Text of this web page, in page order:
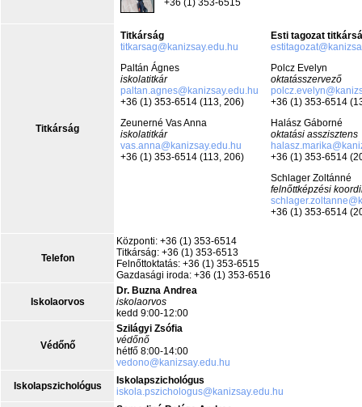
+36 (1) 353-6515
Titkárság
Titkárság
titkarsag@kanizsay.edu.hu
Paltán Ágnes
iskolatitkár
paltan.agnes@kanizsay.edu.hu
+36 (1) 353-6514 (113, 206)
Zeunerné Vas Anna
iskolatitkár
vas.anna@kanizsay.edu.hu
+36 (1) 353-6514 (113, 206)
Esti tagozat
Polcz Evelyn
oktatásszervező
+36 (1) 353-6514
Halász Gáborné
oktatási asszisztens
+36 (1) 353-6514
Schlager Zoltánné
felnőttképzési
+36 (1) 353-6514
Telefon
Központi: +36 (1) 353-6514
Titkárság: +36 (1) 353-6513
Felnőttoktatás: +36 (1) 353-6515
Gazdasági iroda: +36 (1) 353-6516
Iskolaorvos
Dr. Buzna Andrea
iskolaorvos
kedd 9:00-12:00
Védőnő
Szilágyi Zsófia
védőnő
hétfő 8:00-14:00
vedono@kanizsay.edu.hu
Iskolapszichológus
Iskolapszichológus
iskola.pszichologus@kanizsay.edu.hu